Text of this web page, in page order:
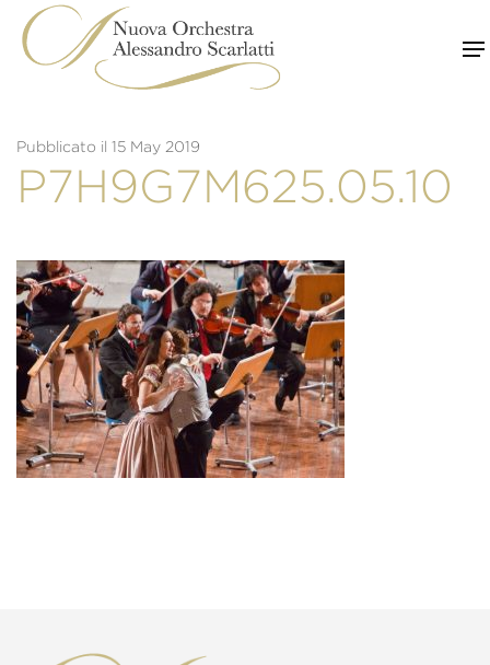
content
Pubblicato il 15 May 2019
P7H9G7M625.05.10